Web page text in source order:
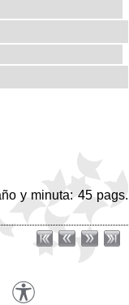
y minuta: 45 pags.